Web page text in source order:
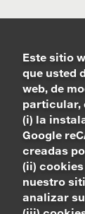
Este sitio
que usted
web, de
particular,
(i) la
Google
creadas
(ii) cookies
nuestro
analizar